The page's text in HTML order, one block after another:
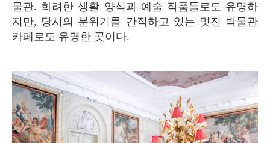
물관. 화려한 생활 양식과 예술 작품들로도 유명하
지만, 당시의 분위기를 간직하고 있는 멋진 박물관
카페로도 유명한 곳이다.